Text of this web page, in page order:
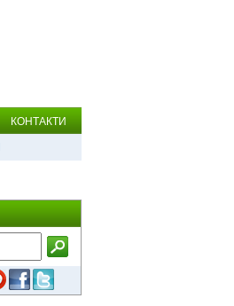
КОНТАКТИ